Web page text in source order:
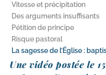
Vitesse et précipitation
Des arguments insuffisants
Pétition de principe
Risque pastoral
La sagesse de l’Église :
Une vidéo pos­tée le